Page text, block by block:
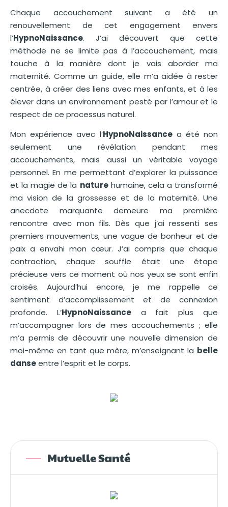
Chaque accouchement suivant a été un
renouvellement de cet engagement envers
l’HypnoNaissance. J’ai découvert que cette
méthode ne se limite pas à l’accouchement, mais
touche à la manière dont je vais aborder ma
maternité. Comme un guide, elle m’a aidée à rester
centrée, à créer des liens avec mes enfants, et à les
élever dans un environnement pesté par l’amour et le
respect de ce processus naturel.
Mon expérience avec l’HypnoNaissancea été non
seulement une révélation pendant mes
accouchements, mais aussi un véritable voyage
personnel. En me permettant d’explorer la puissance
et la magie de la naturehumaine, cela a transformé
ma vision de la grossesse et de la maternité. Une
anecdote marquante demeure ma première
rencontre avec mon fils. Dès que j’ai ressenti ses
premiers mouvements, une vague de bonheur et de
paix a envahi mon cœur. J’ai compris que chaque
contraction, chaque souffle était une étape
précieuse vers ce moment où nos yeux se sont enfin
croisés. Aujourd’hui encore, je me rappelle ce
sentiment d’accomplissement et de connexion
profonde. L’HypnoNaissancea fait plus que
m’accompagner lors de mes accouchements ; elle
m’a permis de découvrir une nouvelle dimension de
moi-même en tant que mère, m’enseignant la belle
danseentre l’esprit et le corps.
Mutuelle Santé